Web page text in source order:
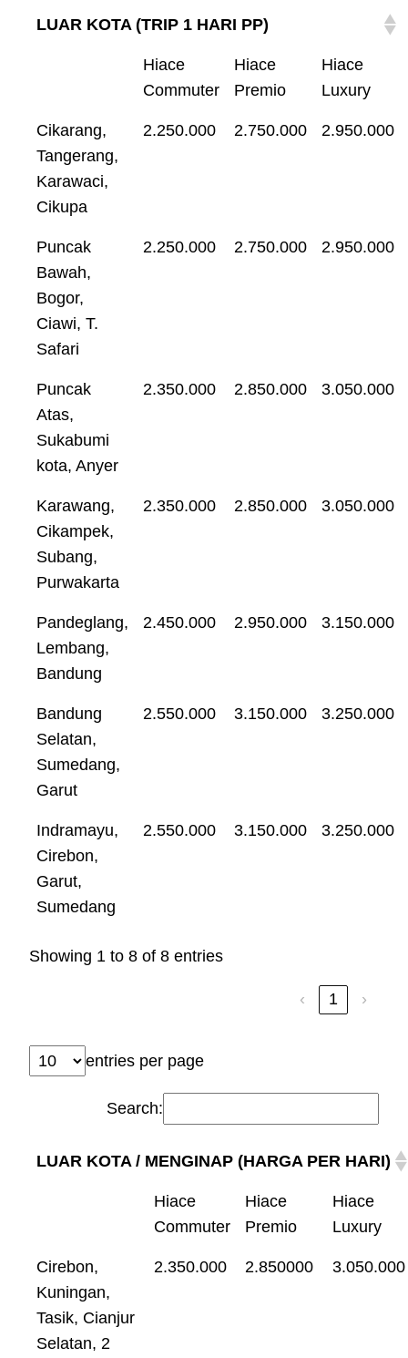
LUAR KOTA (TRIP 1 HARI PP)
Hiace
Commuter
Hiace
Premio
Hiace
Luxury
Cikarang,
Tangerang,
Karawaci,
Cikupa
2.250.000 2.750.000 2.950.000
Puncak
Bawah,
Bogor,
Ciawi, T.
Safari
2.250.000 2.750.000 2.950.000
Puncak
Atas,
Sukabumi
kota, Anyer
2.350.000 2.850.000 3.050.000
Karawang,
Cikampek,
Subang,
Purwakarta
2.350.000 2.850.000 3.050.000
Pandeglang,
Lembang,
Bandung
2.450.000 2.950.000 3.150.000
Bandung
Selatan,
Sumedang,
Garut
2.550.000 3.150.000 3.250.000
Indramayu,
Cirebon,
Garut,
Sumedang
2.550.000 3.150.000 3.250.000
Showing 1 to 8 of 8 entries
‹ 1 ›
entries per page
Search:
LUAR KOTA / MENGINAP (HARGA PER HARI)
Hiace
Commuter
Hiace
Premio
Hiace
Luxury
Cirebon,
Kuningan,
Tasik, Cianjur
Selatan, 2
2.350.000 2.850000 3.050.000